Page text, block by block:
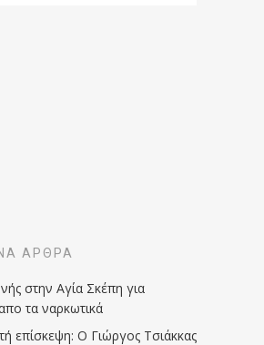
ΆΡΘΡΑ
στην Αγία Σκέπη για
τα ναρκωτικά
επίσκεψη: Ο Γιώργος Τσιάκκας